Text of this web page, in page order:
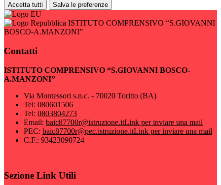
Accetta tutti Salva le preferenze
ISTITUTO COMPRENSIVO “S.GIOVANNI
BOSCO-A.MANZONI”
Contatti
ISTITUTO COMPRENSIVO “S.GIOVANNI BOSCO-
A.MANZONI”
Via Montessori s.n.c. - 70020 Toritto (BA)
Tel: 080601506
Tel: 0803804273
Email: baic87700r@istruzione.itLink per inviare una mail
PEC: baic87700r@pec.istruzione.itLink per inviare una mail
C.F.: 93423090724
Sezione Link Utili